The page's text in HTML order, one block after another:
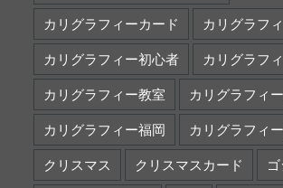
カリグラフィーカード カリグラフ
カリグラフィー初心者 カリグラフ
カリグラフィー教室 カリグラフィ
カリグラフィー福岡 カリグラフィ
クリスマス クリスマスカード